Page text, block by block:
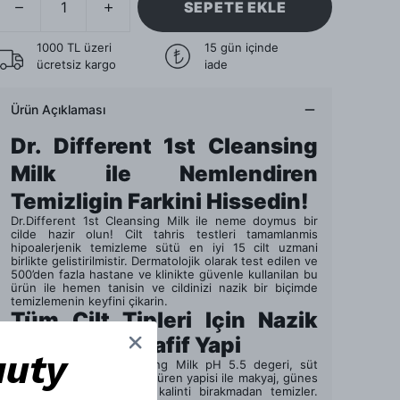
SEPETE EKLE
1000 TL üzeri
ücretsiz kargo
15 gün içinde
iade
Ürün Açıklaması
Dr. Different 1st Cleansing
Milk ile Nemlendiren
Temizligin Farkini Hissedin!
Dr.Different 1st Cleansing Milk ile neme doymus bir
cilde hazir olun! Cilt tahris testleri tamamlanmis
hipoalerjenik temizleme sütü en iyi 15 cilt uzmani
birlikte gelistirilmistir. Dermatolojik olarak test edilen ve
500’den fazla hastane ve klinikte güvenle kullanilan bu
ürün ile hemen tanisin ve cildinizi nazik bir biçimde
temizlemenin keyfini çikarin.
Tüm Cilt Tipleri Için Nazik
Temizlik ve Hafif Yapi
Dr. Different 1st Cleansing Milk pH 5.5 degeri, süt
kadar yumusak ve saf köpüren yapisi ile makyaj, günes
kremi ve günlük atiklari kalinti birakmadan temizler.